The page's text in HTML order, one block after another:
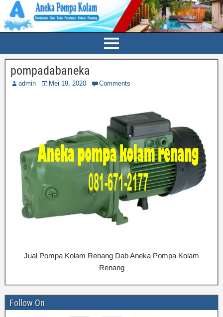
pompadabaneka
admin Mei 19, 2020 Comments
Jual Pompa Kolam Renang Dab Aneka Pompa Kolam
Renang
Follow On